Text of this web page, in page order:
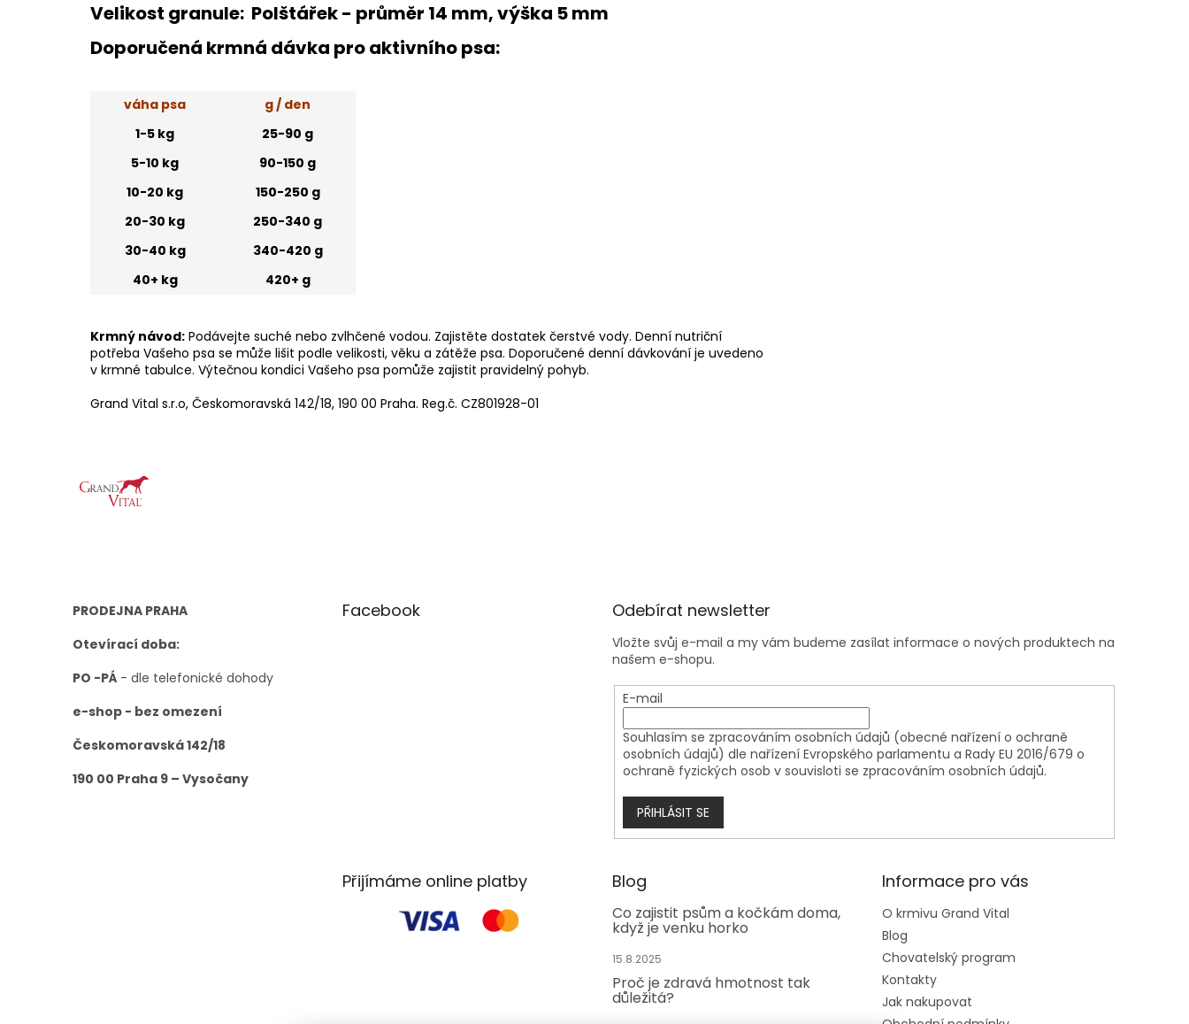
Velikost granule: Polštářek - průměr 14 mm, výška 5 mm
Doporučená krmná dávka pro aktivního psa:
váha psa
g / den
1-5 kg
25-90 g
5-10 kg
90-150 g
10-20 kg
150-250 g
20-30 kg
250-340 g
30-40 kg
340-420 g
40+ kg
420+ g
Krmný návod: Podávejte suché nebo zvlhčené vodou. Zajistěte dostatek čerstvé vody. Denní nutriční
potřeba Vašeho psa se může lišit podle velikosti, věku a zátěže psa. Doporučené denní dávkování je uvedeno
v krmné tabulce. Výtečnou kondici Vašeho psa pomůže zajistit pravidelný pohyb.
Grand Vital s.r.o, Českomoravská 142/18, 190 00 Praha. Reg.č. CZ801928-01
PRODEJNA PRAHA
Otevírací doba:
PO -PÁ - dle telefonické dohody
e-shop - bez omezení
Českomoravská 142/18
190 00 Praha 9 – Vysočany
Facebook Odebírat newsletter
Vložte svůj e-mail a my vám budeme zasílat informace o nových produktech na
našem e-shopu.
E-mail
Souhlasím se zpracováním osobních údajů (obecné nařízení o ochraně
osobních údajů) dle nařízení Evropského parlamentu a Rady EU 2016/679 o
ochraně fyzických osob v souvisloti se zpracováním osobních údajů.
PŘIHLÁSIT SE
Přijímáme online platby Blog
Co zajistit psům a kočkám doma,
když je venku horko
15.8.2025
Proč je zdravá hmotnost tak
důležitá?
Informace pro vás
O krmivu Grand Vital
Blog
Chovatelský program
Kontakty
Jak nakupovat